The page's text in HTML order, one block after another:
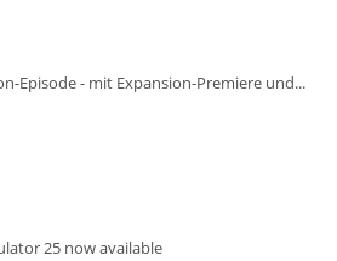
Episode - mit Expansion-Premiere und...
25 now available